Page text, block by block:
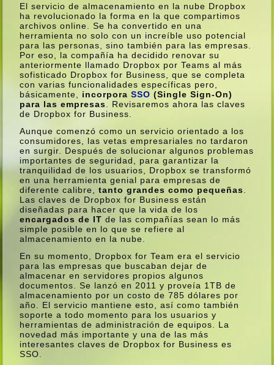
El servicio de almacenamiento en la nube Dropbox
ha revolucionado la forma en la que compartimos
archivos online. Se ha convertido en una
herramienta no solo con un increí­ble uso potencial
para las personas, sino también para las empresas.
Por eso, la compañí­a ha decidido renovar su
anteriormente llamado Dropbox por Teams al más
sofisticado Dropbox for Business, que se completa
con varias funcionalidades especí­ficas pero,
básicamente, incorporaSSO (Single Sign-On)
para las empresas . Revisaremos ahora las claves
de Dropbox for Business.
Aunque comenzó como un servicio orientado a los
consumidores, las vetas empresariales no tardaron
en surgir. Después de solucionar algunos problemas
importantes de seguridad, para garantizar la
tranquilidad de los usuarios, Dropbox se transformó
en una herramienta genial para empresas de
diferente calibre,tanto grandes como pequeñas
Las claves de Dropbox for Business están
diseñadas para hacer que la vida de los
encargados de IT de las compañí­as sean lo más
simple posible en lo que se refiere al
almacenamiento en la nube.
En su momento, Dropbox for Team era el servicio
para las empresas que buscaban dejar de
almacenar en servidores propios algunos
documentos. Se lanzó en 2011 y proveí­a 1TB de
almacenamiento por un costo de 785 dólares por
año. El servicio mantiene esto, así­ como también
soporte a todo momento para los usuarios y
herramientas de administración de equipos. La
novedad más importante y una de las más
interesantes claves de Dropbox for Business es
SSO.